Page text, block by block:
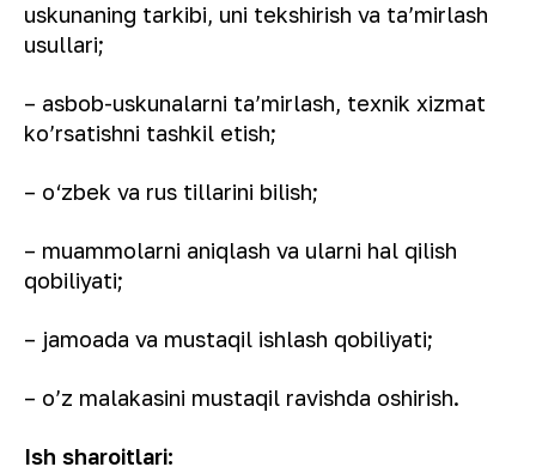
uskunaning tarkibi, uni tekshirish va ta’mirlash
usullari;
– asbob-uskunalarni ta’mirlash, texnik xizmat
ko’rsatishni tashkil etish;
– o‘zbek va rus tillarini bilish;
– muammolarni aniqlash va ularni hal qilish
qobiliyati;
– jamoada va mustaqil ishlash qobiliyati;
– o’z malakasini mustaqil ravishda oshirish.
Ish sharoitlari: